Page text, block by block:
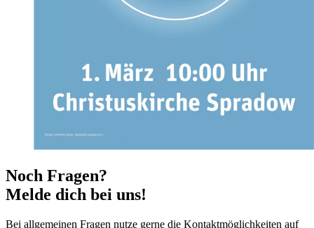
Noch Fragen?
Melde dich bei uns!
Bei allgemeinen Fragen nutze gerne die Kontaktmöglichkeiten auf